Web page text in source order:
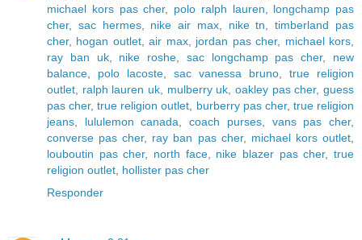
michael kors pas cher, polo ralph lauren
longchamp pas
cher, sac hermes, nike air max, nike tn ,timberland pas
cher, hogan outlet,air max, jordan pas cher, michael kors
ray ban uk, nike roshe sac longchamp pas cher, new
balance
polo lacoste sac vanessa bruno
true religion
outlet
ralph lauren uk mulberry uk ,oakley pas cher,guess
pas cher,true religion outlet burberry pas cher, true religion
jeans
lululemon canada ,coach purses, vans pas cher,
converse pas cher, ray ban pas cher, michael kors outlet
louboutin pas cher, north face, nike blazer pas cher,true
religion outlet hollister pas cher
Responder